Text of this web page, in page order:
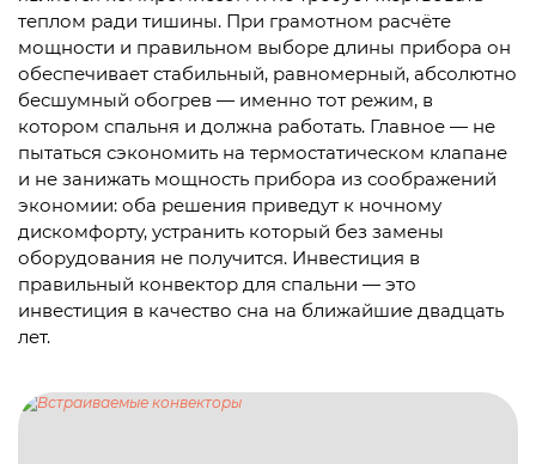
теплом ради тишины. При грамотном расчёте
мощности и правильном выборе длины прибора он
обеспечивает стабильный, равномерный, абсолютно
бесшумный обогрев — именно тот режим, в
котором спальня и должна работать. Главное — не
пытаться сэкономить на термостатическом клапане
и не занижать мощность прибора из соображений
экономии: оба решения приведут к ночному
дискомфорту, устранить который без замены
оборудования не получится. Инвестиция в
правильный конвектор для спальни — это
инвестиция в качество сна на ближайшие двадцать
лет.